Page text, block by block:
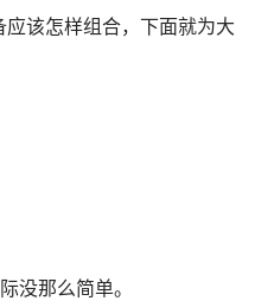
该怎样组合，下面就为大
没那么简单。